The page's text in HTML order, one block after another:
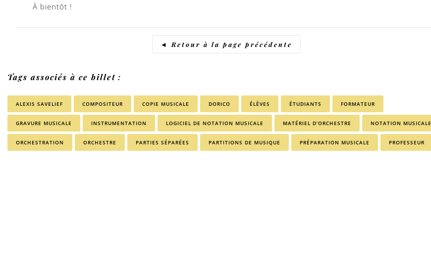
À bientôt !
◄ Retour à la page précédente
Tags associés à ce billet :
ALEXIS SAVELIEF COMPOSITEUR COPIE MUSICALE DORICO ÉLÈVES ÉTUDIANTS FORMATEUR
GRAVURE MUSICALE INSTRUMENTATION LOGICIEL DE NOTATION MUSICALE MATÉRIEL D’ORCHESTRE NOTATION MUSICALE
ORCHESTRATION ORCHESTRE PARTIES SÉPARÉES PARTITIONS DE MUSIQUE PRÉPARATION MUSICALE PROFESSEUR